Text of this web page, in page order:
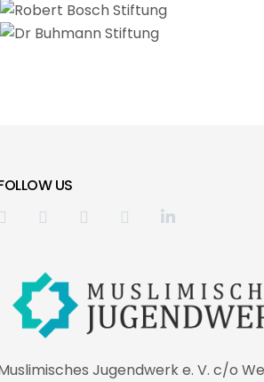
US
Jugendwerk e. V. c/o